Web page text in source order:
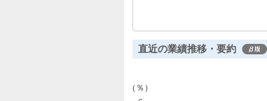
一方、乳業事業や栄養菓
直近の業績推移・要約